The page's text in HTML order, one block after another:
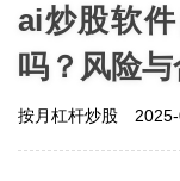
ai炒股软
吗？风险
按月杠杆炒股